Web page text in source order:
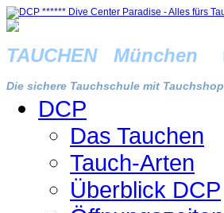
TAUCHEN München
Die sichere Tauchschule mit
DCP
Das Tauchen
Tauch-Arten
Überblick DCP